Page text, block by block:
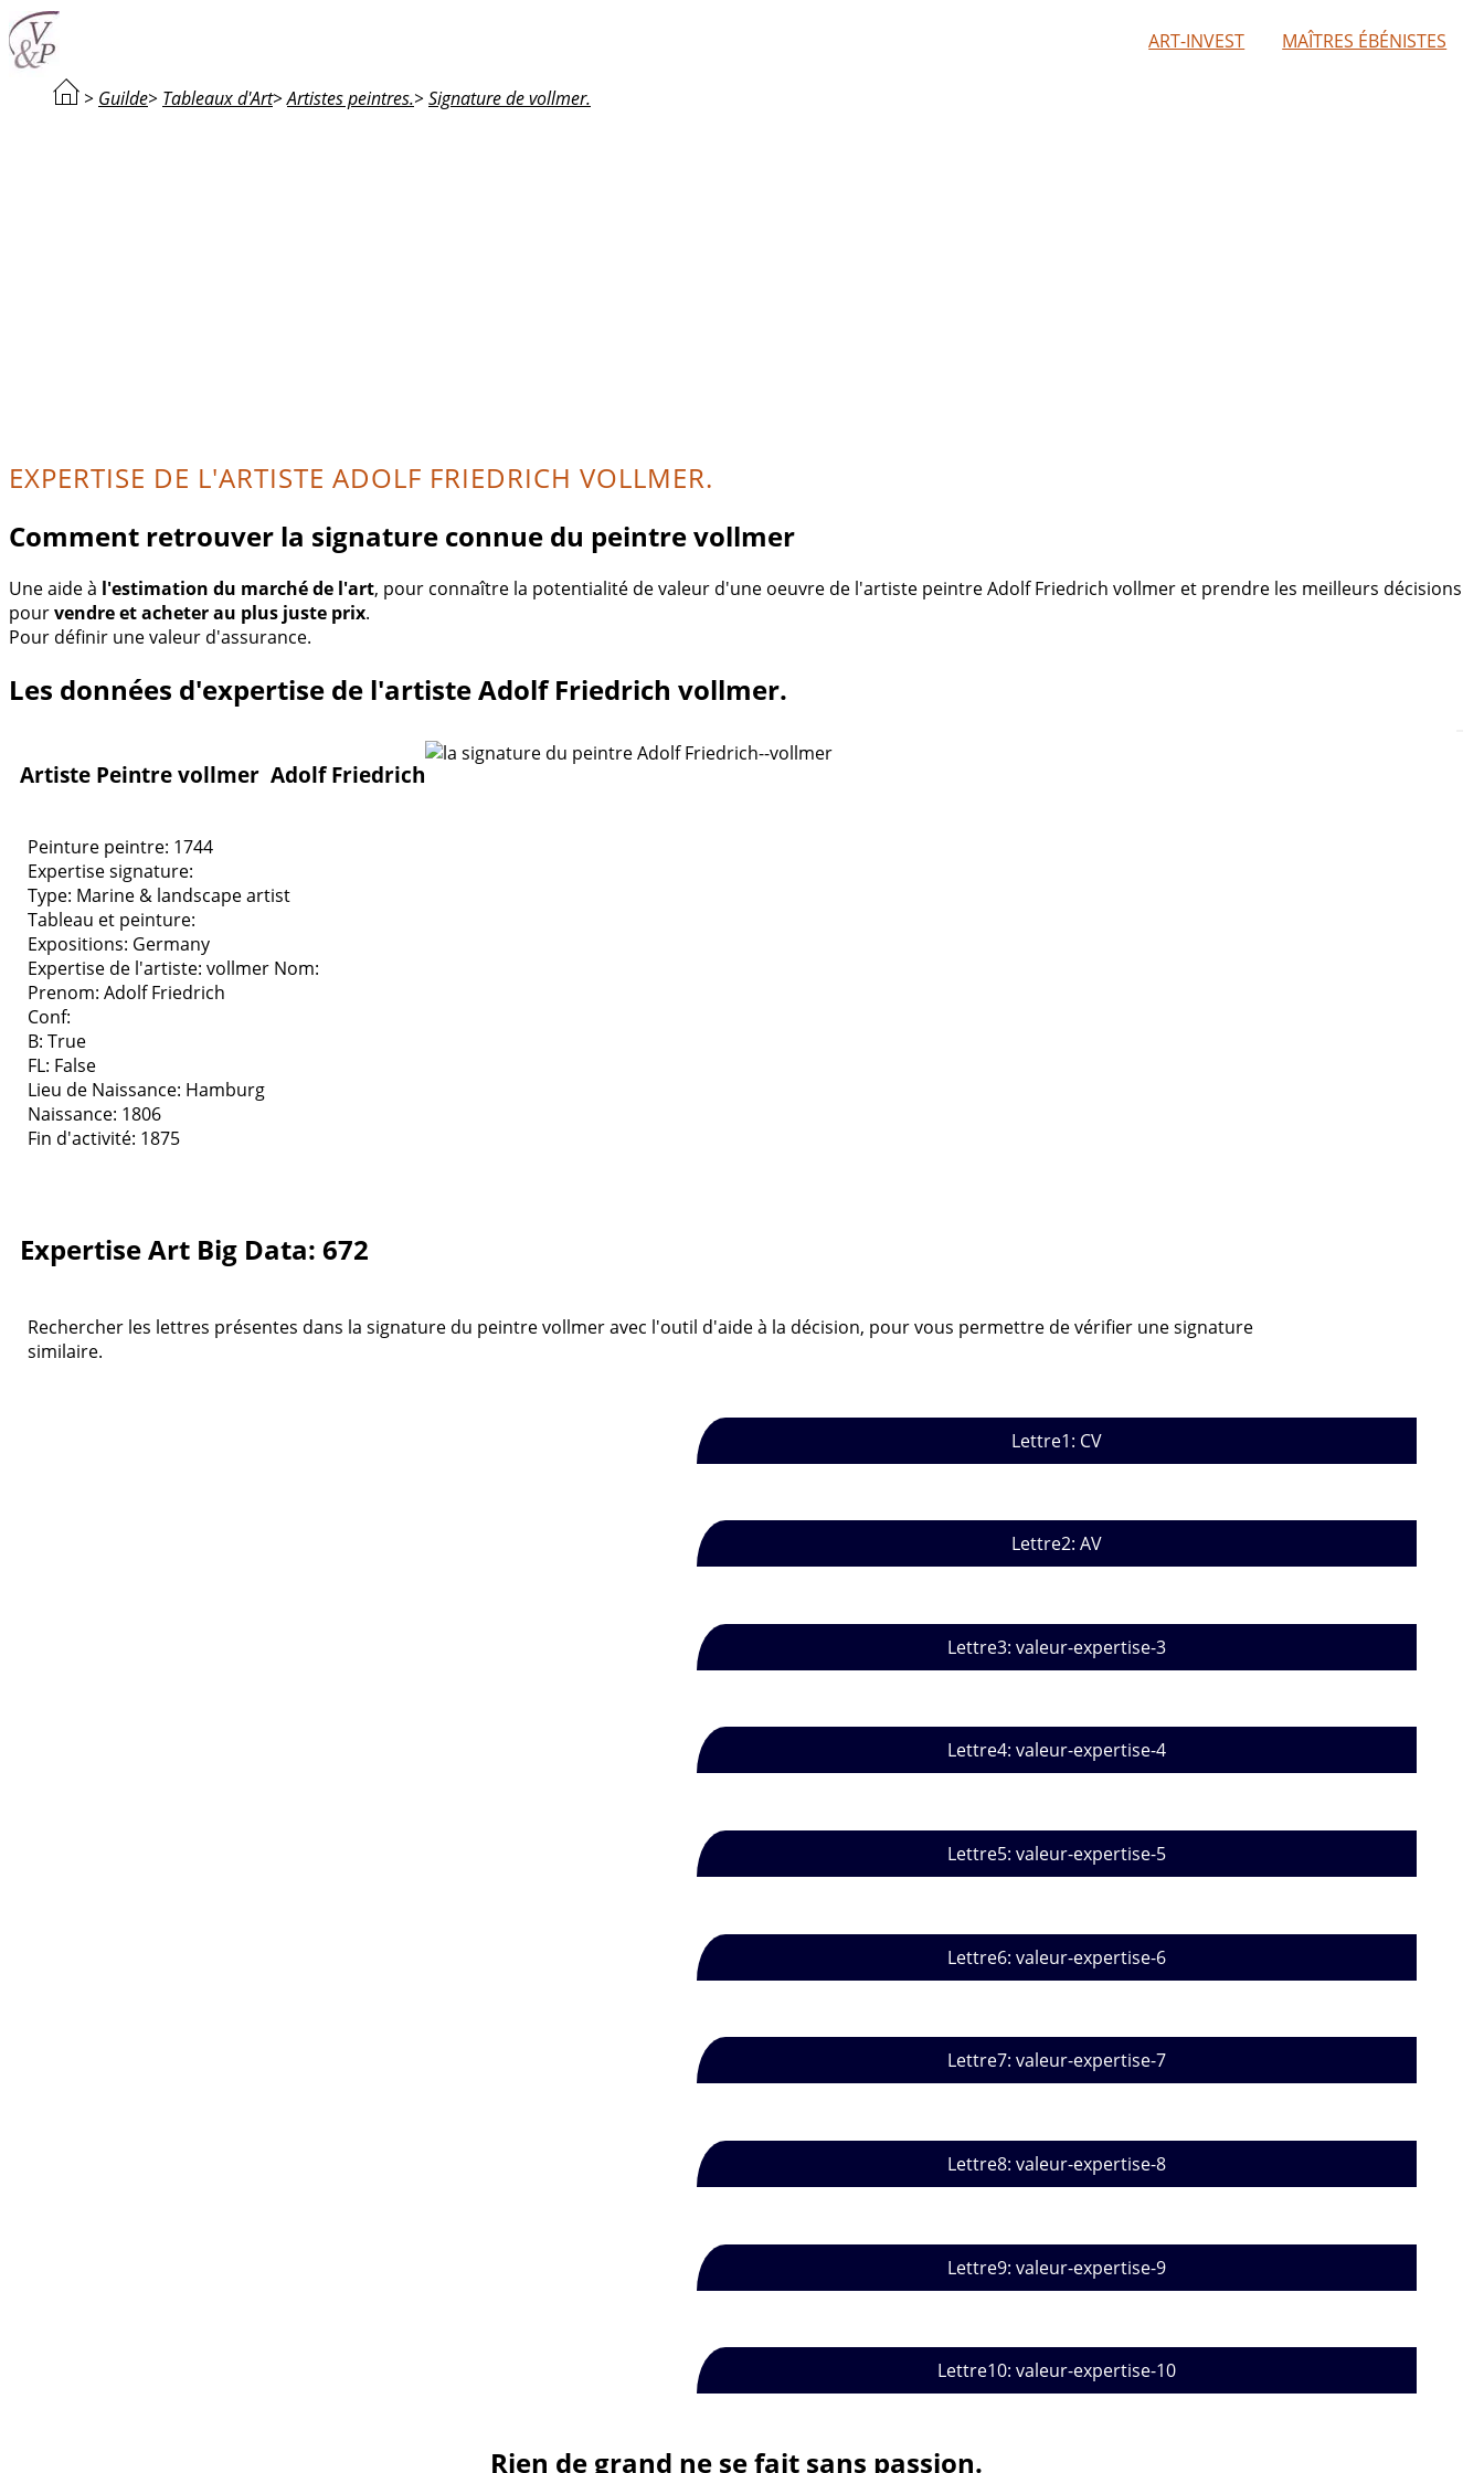
ART-INVEST MAÎTRES ÉBÉNISTES
> Guilde> Tableaux d'Art>Artistes peintres.> Signature de vollmer.
EXPERTISE DE L'ARTISTE ADOLF FRIEDRICH VOLLMER.
Comment retrouver la signature connue du peintre vollmer
Une aide à l'estimation du marché de l'art, pour connaître la potentialité de valeur d'une oeuvre de l'artiste peintre Adolf Friedrich vollmer et prendre les meilleurs décisions
pourvendre et acheter au plus juste prix.
Pour définir une valeur d'assurance.
Les données d'expertise de l'artiste Adolf Friedrich vollmer.
Artiste Peintre vollmer Adolf Friedrich
Peinture peintre: 1744
Expertise signature:
Type: Marine & landscape artist
Tableau et peinture:
Expositions: Germany
Expertise de l'artiste: vollmer Nom:
Prenom: Adolf Friedrich
Conf:
B: True
FL: False
Lieu de Naissance: Hamburg
Naissance: 1806
Fin d'activité: 1875
Expertise Art Big Data: 672
Rechercher les lettres présentes dans la signature du peintre vollmer avec l'outil d'aide à la décision, pour vous permettre de vérifier une signature
similaire.
Lettre1: CV
Lettre2: AV
Lettre3: valeur-expertise-3
Lettre4: valeur-expertise-4
Lettre5: valeur-expertise-5
Lettre6: valeur-expertise-6
Lettre7: valeur-expertise-7
Lettre8: valeur-expertise-8
Lettre9: valeur-expertise-9
Lettre10: valeur-expertise-10
Rien de grand ne se fait sans passion.